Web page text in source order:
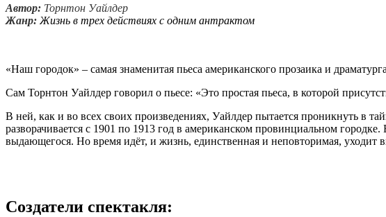
Автор: Торнтон Уайлдер
Жанр: Жизнь в трех действиях с одним антрактом
«Наш городок» – самая знаменитая пьеса американского прозаика и
Сам Торнтон Уайлдер говорил о пьесе: «Это простая пьеса, в которой
В ней, как и во всех своих произведениях, Уайлдер пытается проникнуть в
разворачивается с 1901 по 1913 год в американском провинциальном
выдающегося. Но время идёт, и жизнь, единственная и неповторимая, уходит
Создатели спектакля: